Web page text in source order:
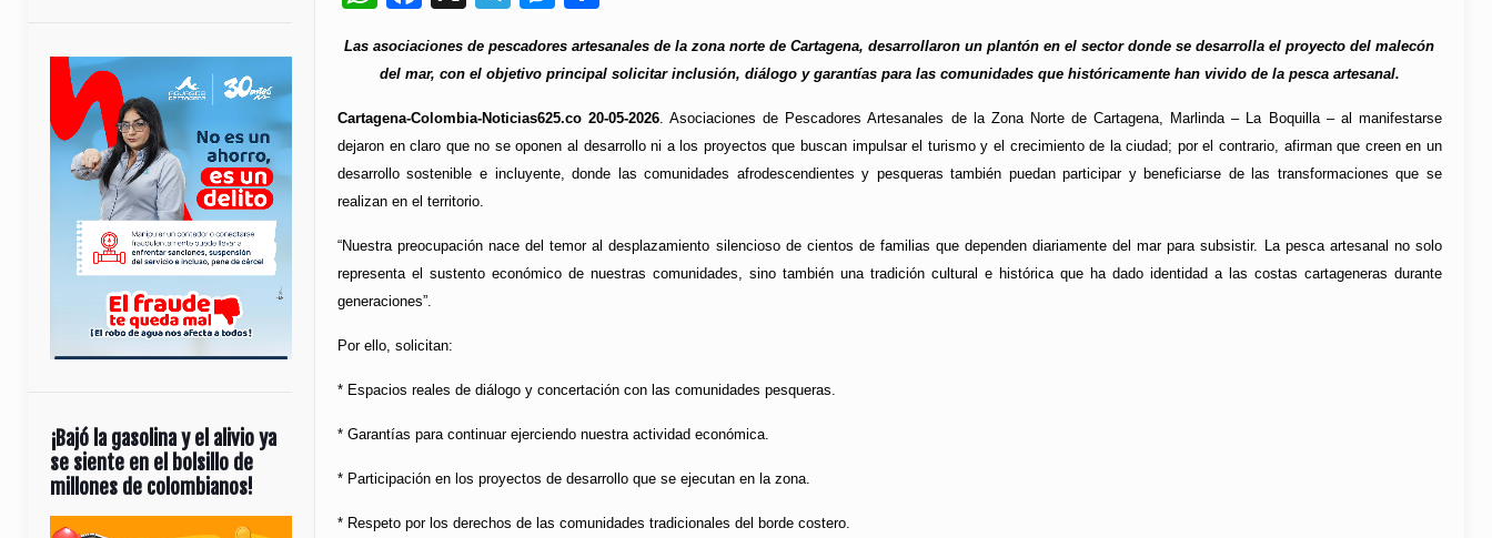
Las asociaciones de pescadores artesanales de la zona norte de Cartagena, desarrollaron un plantón en el sector donde se desarrolla el proyecto del malecón
del mar, con el objetivo principal solicitar inclusión, diálogo y garantías para las comunidades que históricamente han vivido de la pesca artesanal.
Cartagena-Colombia-Noticias625.co 20-05-2026. Asociaciones de Pescadores Artesanales de la Zona Norte de Cartagena, Marlinda – La Boquilla – al manifestarse
dejaron en claro que no se oponen al desarrollo ni a los proyectos que buscan impulsar el turismo y el crecimiento de la ciudad; por el contrario, afirman que creen en un
desarrollo sostenible e incluyente, donde las comunidades afrodescendientes y pesqueras también puedan participar y beneficiarse de las transformaciones que se
realizan en el territorio.
“Nuestra preocupación nace del temor al desplazamiento silencioso de cientos de familias que dependen diariamente del mar para subsistir. La pesca artesanal no solo
representa el sustento económico de nuestras comunidades, sino también una tradición cultural e histórica que ha dado identidad a las costas cartageneras durante
generaciones”.
Por ello, solicitan:
* Espacios reales de diálogo y concertación con las comunidades pesqueras.
* Garantías para continuar ejerciendo nuestra actividad económica.
* Participación en los proyectos de desarrollo que se ejecutan en la zona.
* Respeto por los derechos de las comunidades tradicionales del borde costero.
¡Bajó la gasolina y el alivio ya
se siente en el bolsillo de
millones de colombianos!
Reproductor